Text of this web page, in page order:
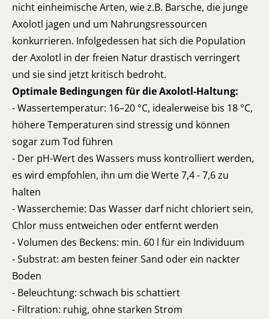
nicht einheimische Arten, wie z.B. Barsche, die junge
Axolotl jagen und um Nahrungsressourcen
konkurrieren. Infolgedessen hat sich die Population
der Axolotl in der freien Natur drastisch verringert
und sie sind jetzt kritisch bedroht.
Optimale Bedingungen für die Axolotl-Haltung:
- Wassertemperatur: 16–20 °C, idealerweise bis 18 °C,
höhere Temperaturen sind stressig und können
sogar zum Tod führen
- Der pH-Wert des Wassers muss kontrolliert werden,
es wird empfohlen, ihn um die Werte 7,4 - 7,6 zu
halten
- Wasserchemie: Das Wasser darf nicht chloriert sein,
Chlor muss entweichen oder entfernt werden
- Volumen des Beckens: min. 60 l für ein Individuum
- Substrat: am besten feiner Sand oder ein nackter
Boden
- Beleuchtung: schwach bis schattiert
- Filtration: ruhig, ohne starken Strom